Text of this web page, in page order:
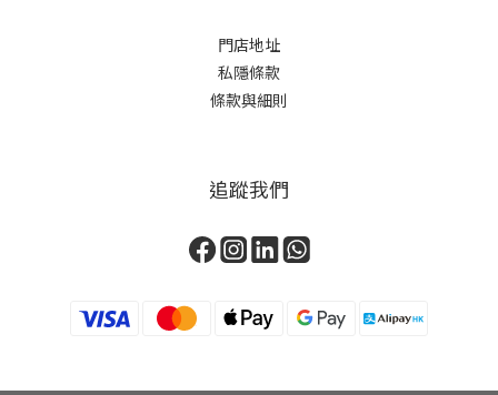
門店地址
私隱條款
條款與細則
追蹤我們